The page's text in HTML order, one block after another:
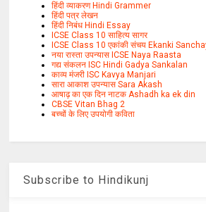
हिंदी व्याकरण Hindi Grammer
हिंदी पत्र लेखन
हिंदी निबंध Hindi Essay
ICSE Class 10 साहित्य सागर
ICSE Class 10 एकांकी संचय Ekanki
नया रास्ता उपन्यास ICSE Naya Raasta
गद्य संकलन ISC Hindi Gadya Sankalan
काव्य मंजरी ISC Kavya Manjari
सारा आकाश उपन्यास Sara Akash
आषाढ़ का एक दिन नाटक Ashadh ka ek din
CBSE Vitan Bhag 2
बच्चों के लिए उपयोगी कविता
Subscribe to Hindikunj